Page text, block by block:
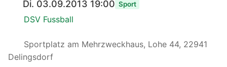
Di. 03.09.2013 19:00 Sport
DSV Fussball
Sportplatz am Mehrzweckhaus, Lohe 44, 22941
Delingsdorf